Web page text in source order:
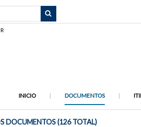
INICIO DOCUMENTOS
DOCUMENTOS (126 TOTAL)